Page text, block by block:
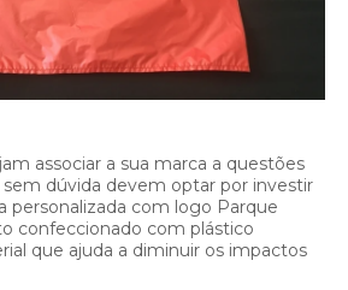
associar a sua marca a questões
dúvida devem optar por investir
personalizada com logo Parque
confeccionado com plástico
que ajuda a diminuir os impactos